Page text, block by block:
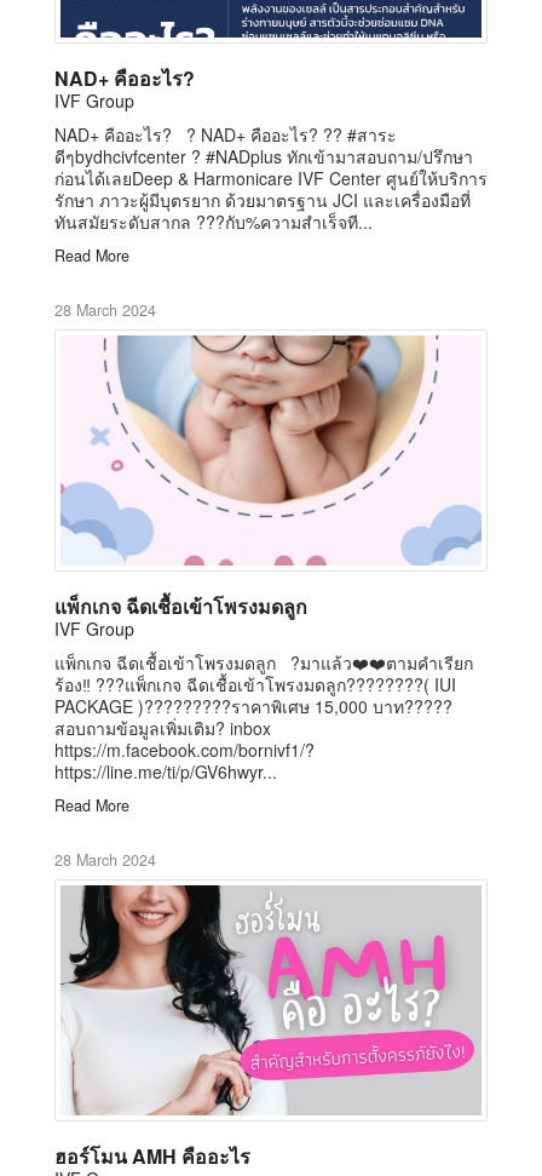
NAD+ คืออะไร?
IVF Group
NAD+ คืออะไร? ? NAD+ คืออะไร? ?? #สาระ
ดีๆbydhcivfcenter ? #NADplus ทักเข้ามาสอบถาม/ปรึกษา
ก่อนได้เลยDeep & Harmonicare IVF Center ศูนย์ให้บริการ
รักษา ภาวะผู้มีบุตรยาก ด้วยมาตรฐาน JCI และเครื่องมือที่
ทันสมัยระดับสากล ???กับ%ความสำเร็จที...
Read More
28 March 2024
แพ็กเกจ ฉีดเชื้อเข้าโพรงมดลูก
IVF Group
แพ็กเกจ ฉีดเชื้อเข้าโพรงมดลูก ?มาแล้ว❤️❤️ตามคำเรียก
ร้อง‼️ ???แพ็กเกจ ฉีดเชื้อเข้าโพรงมดลูก????????( IUI
PACKAGE )?????????ราคาพิเศษ 15,000 บาท?????
สอบถามข้อมูลเพิ่มเติม? inbox
https://m.facebook.com/bornivf1/?
https://line.me/ti/p/GV6hwyr...
Read More
28 March 2024
ฮอร์โมน AMH คืออะไร